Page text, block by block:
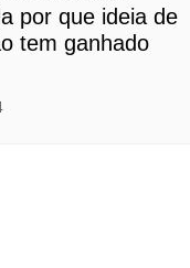
por que ideia de
tem ganhado